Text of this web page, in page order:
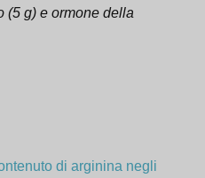
(5 g) e ormone della
di arginina negli